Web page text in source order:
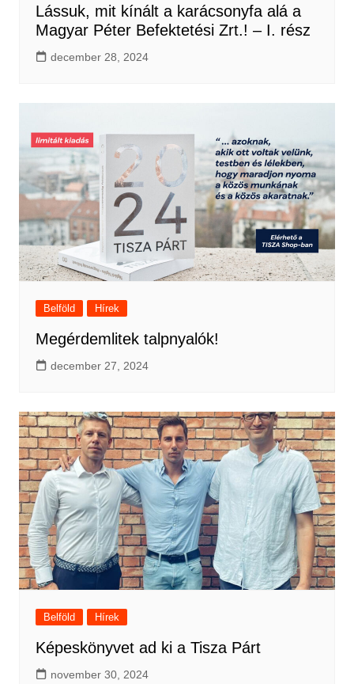
Lássuk, mit kínált a karácsonyfa alá a
Magyar Péter Befektetési Zrt.! – I. rész
december 28, 2024
Belföld Hírek
Megérdemlitek talpnyalók!
december 27, 2024
Belföld Hírek
Képeskönyvet ad ki a Tisza Párt
november 30, 2024